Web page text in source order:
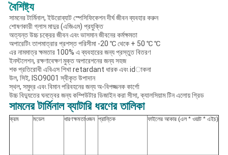
বৈশিষ্ট্য
সামনের টার্মিনাল, ইউরোব্যাট স্পেসিফিকেশন দীর্ঘ জীবন ব্যবহার করুন
শোষণকারী গ্লাস মাদুর (এজিএম) প্রযুক্তি
অত্যন্ত উচ্চ চক্রের জীবন এবং ভাসমান জীবনের কর্মক্ষমতা
অপারেটিং তাপমাত্রার প্রশস্ত পরিসীমা -20 ℃ থেকে + 50 ℃ ℃
এর নামমাত্র ক্ষমতার 100% এ ব্যবহারের জন্য প্রস্তুত বিতরণ
ইনস্টলেশন, রক্ষণাবেক্ষণ মুক্ত অপারেশনের জন্য সহজ
শক প্রতিরোধী এবিএস শিখা retardant ধারক এবং idাকনা
উল, সিই, ISO9001 স্বীকৃত উপাদান
স্থল, সমুদ্র এবং বিমান পরিবহনের জন্য অ-বিপজ্জনক কার্গো
উচ্চ বিদ্যুতের ঘনত্বের জন্য কম্পিউটার ডিজাইন করা সীসা, ক্যালসিয়াম টিন এলোয় গ্রিড
সামনের টার্মিনাল ব্যাটারি ধরণের তালিকা
ক্রম মডেল ধারণক্ষমতাওজন প্রান্তিক ফাইলের আকার (এল * ওয়াট * এইচ)